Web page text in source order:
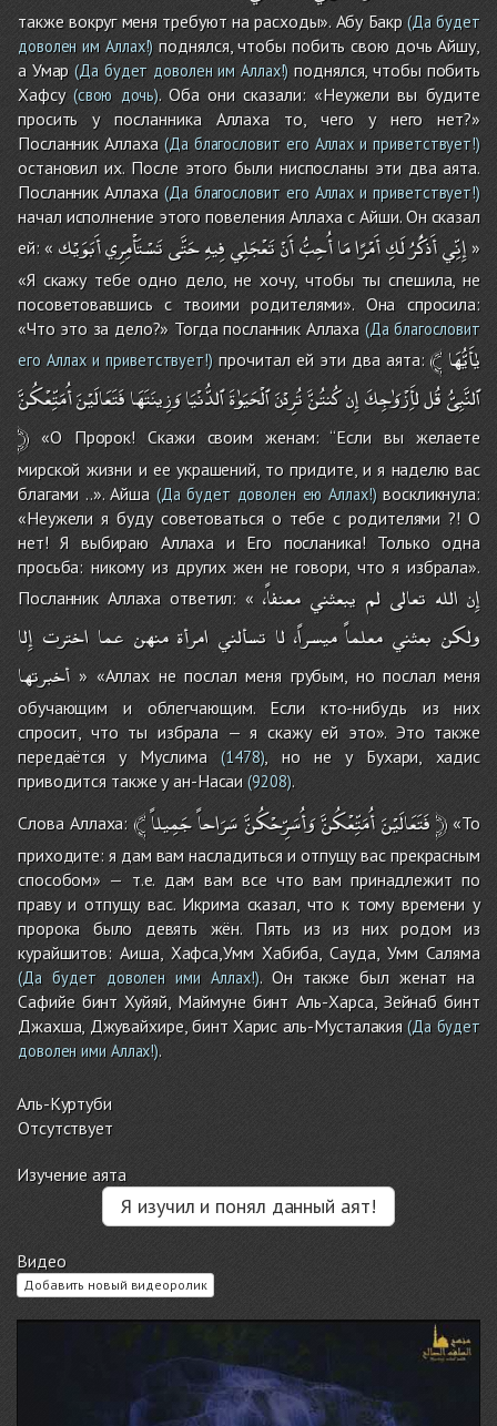
также вокруг меня требуют на расходы». Абу Бакр (Да будет
доволен им Аллах!) поднялся, чтобы побить свою дочь Айшу,
а Умар (Да будет доволен им Аллах!) поднялся, чтобы побить
Хафсу(свою дочь). Оба они сказали: «Неужели вы будите
просить у посланника Аллаха то, чего у него нет?»
Посланник Аллаха(Да благословит его Аллах и приветствует!)
остановил их. После этого были ниспосланы эти два аята.
Посланник Аллаха(Да благословит его Аллах и приветствует!)
начал исполнение этого повеления Аллаха с Айши. Он сказал
ей: «
إِنِّيأَذكُْرُلَكِأَمْرًامَاأُحِبُّأَنْتَعْجَلِيفِيهِحَتَّىتَسْتَأْمِرِيأَبَوَيْك
»
«Я скажу тебе одно дело, не хочу, чтобы ты спешила, не
посоветовавшись с твоими родителями». Она спросила:
«Что это за дело?» Тогда посланник Аллаха (Да благословит
его Аллах и приветствует!)прочитал ей эти два аята:﴾يٰأَيُّهَا
ٱلنَّبِىُّقُللأَِزْوَٰجِكَإِنكُنتُنَّتُرِدْنَٱلْحَيَوٰةَٱلدُّنْيَاوَزِينَتَهَافَتَعَالَيْنَأُمَتِّعْكُنَّ
﴿«О Пророк! Скажи своим женам: ‘‘Если вы желаете
мирской жизни и ее украшений, то придите, и я наделю вас
благами ..». Айша (Да будет доволен ею Аллах!)воскликнула:
«Неужели я буду советоваться о тебе с родителями ?! О
нет! Я выбираю Аллаха и Его посланика! Только одна
просьба: никому из других жен не говори, что я избрала».
Посланник Аллаха ответил: «
إِن الله تعالى لم يبعثني معنفاً،
ولكن بعثني معلماً ميسراً، لا تسألني امرأة منهن عما اخترت إِلا
أخبرتها» «Аллах не послал меня грубым, но послал меня
обучающим и облегчающим. Если кто-нибудь из них
спросит, что ты избрала — я скажу ей это». Это также
передаётся у Муслима(1478), но не у Бухари, хадис
приводится также у ан-Насаи (9208).
Слова Аллаха: ﴾ فَتَعَالَيْنَأُمَتِّعْكُنَّوَأُسَرِّحْكُنَّسَرَاحاًجَمِيلاً ﴿«То
приходите: я дам вам насладиться и отпущу вас прекрасным
способом» — т.е. дам вам все что вам принадлежит по
праву и отпущу вас. Икрима сказал, что к тому времени у
пророка было девять жён. Пять из из них родом из
курайшитов: Аиша, Хафса,Умм Хабиба, Сауда, Умм Саляма
(Да будет доволен ими Аллах!). Он также был женат на
Сафийе бинт Хуйяй, Маймуне бинт Аль-Харса, Зейнаб бинт
Джахша, Джувайхире, бинт Харис аль-Мусталакия (Да будет
доволен ими Аллах!).
Аль-Куртуби
Отсутствует
Изучение аята
Я изучил и понял данный аят!
Видео
Добавить новый видеоролик